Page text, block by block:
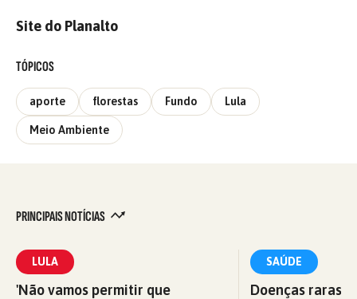
Site do Planalto
TÓPICOS
aporte florestas Fundo Lula
Meio Ambiente
PRINCIPAIS NOTÍCIAS
LULA
'Não vamos permitir que
SAÚDE
Doenças raras: